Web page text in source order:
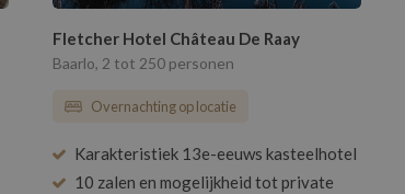
Fletcher Hotel Château De Raay
Baarlo, 2 tot 250 personen
Overnachting op locatie
Karakteristiek 13e-eeuws kasteelhotel
10 zalen en mogelijkheid tot private